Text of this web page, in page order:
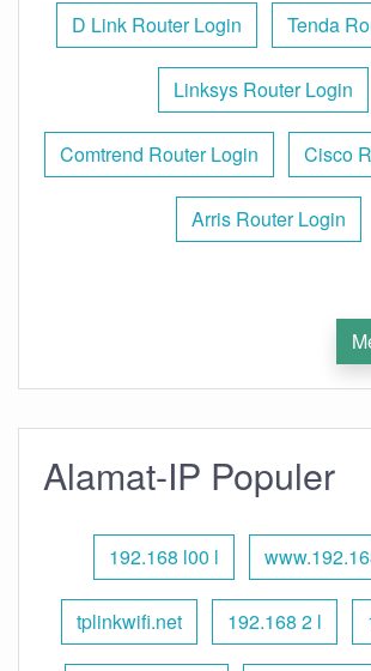
D Link Router Login Tenda
Linksys Router Login
Comtrend Router Login Cisco
Arris Router Login
Alamat-IP Populer
192.168 l00 l
tplinkwifi.net 192.168 2 l